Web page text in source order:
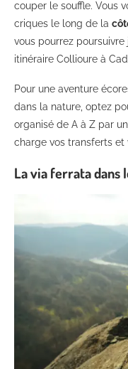
couper le souffle. Vous
criques le long de la
vous pourrez poursuivre
itinéraire Collioure à
Pour une aventure
dans la nature, optez
organisé de A à Z par
charge vos transferts et
La via ferrata dans